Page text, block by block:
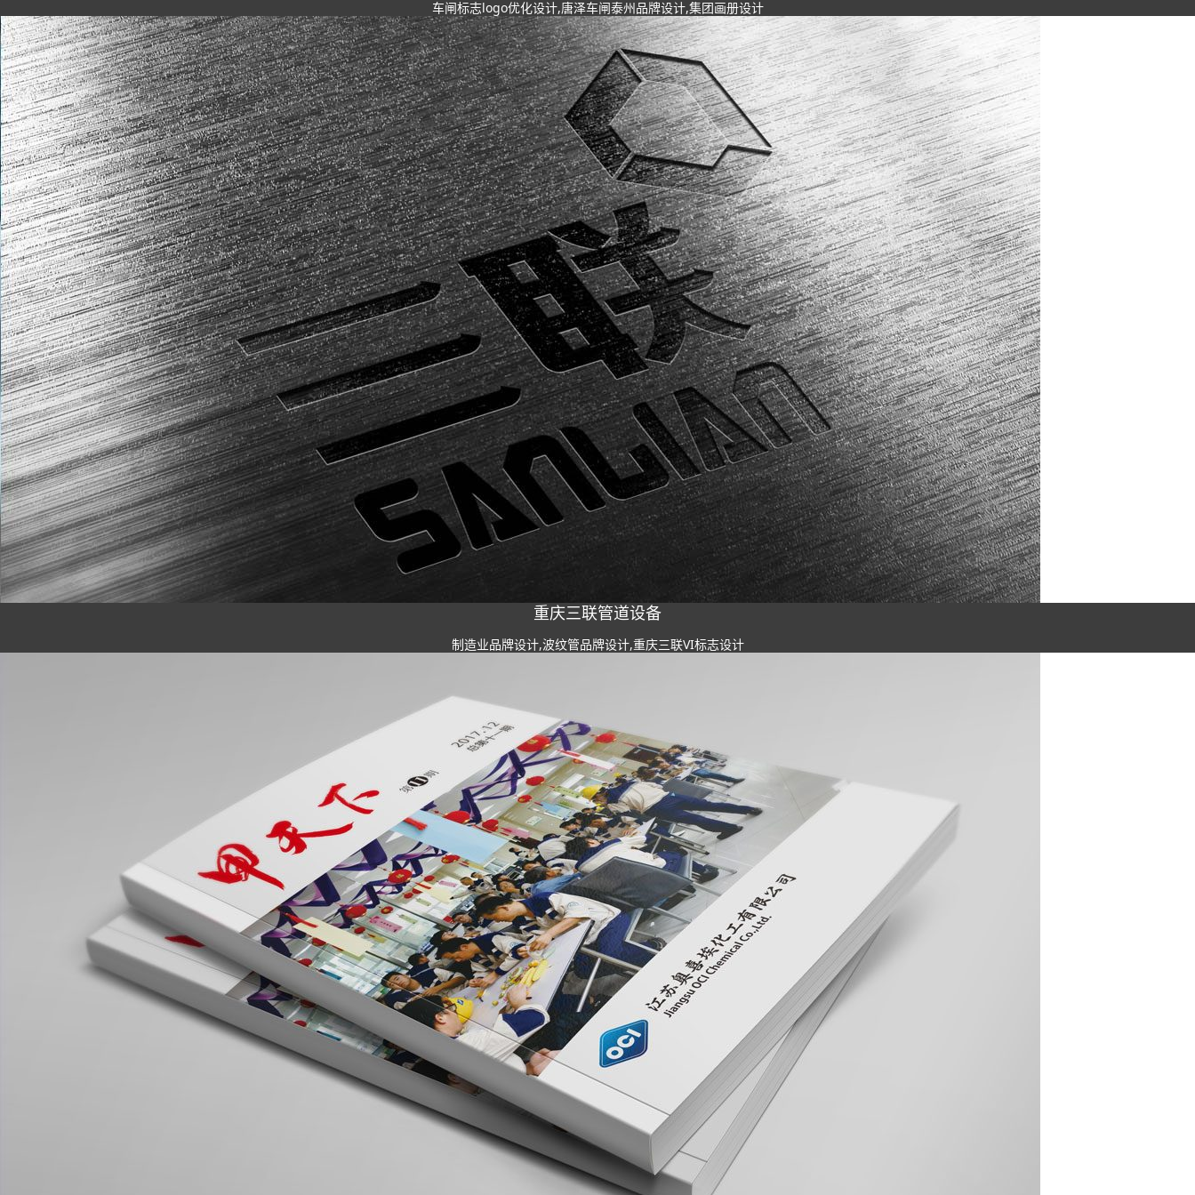
车闸标志logo优化设计,唐泽车闸泰州品牌设计,集团画册设计
重庆三联管道设备
制造业品牌设计,波纹管品牌设计,重庆三联VI标志设计